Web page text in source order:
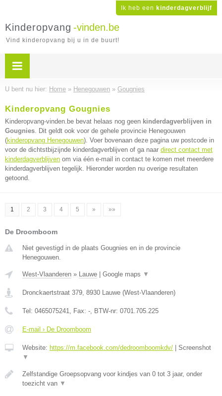
Ik heb een kinderdagverblijf
Kinderopvang -vinden.be
Vind kinderopvang bij u in de buurt!
U bent nu hier: Home » Henegouwen » Gougnies
Kinderopvang Gougnies
Kinderopvang-vinden.be bevat helaas nog geen kinderdagverblijven in
Gougnies. Dit geldt ook voor de gehele provincie Henegouwen
(kinderopvang Henegouwen). Voer bovenaan deze pagina uw postcode in
voor de dichtstbijzijnde kinderdagverblijven of ga naar direct contact met
kinderdagverblijven om via één e-mail in contact te komen met meerdere
kinderdagverblijven tegelijk. Hieronder worden nu overige resultaten
getoond.
1 2 3 4 5 » »»
De Droomboom
Niet gevestigd in de plaats Gougnies en in de provincie
Henegouwen.
West-Vlaanderen » Lauwe Google maps ▼
Dronckaertstraat 379, 8930 Lauwe (West-Vlaanderen)
Tel: 0465075241, Fax: -, BTW-nr: 0701.705.225
E-mail › De Droomboom
Website: https://m.facebook.com/dedroomboomkdv/
Screenshot
▼
Zelfstandige Groepsopvang voor kindjes van 0 tot 3 jaar, onder
toezicht van ▼